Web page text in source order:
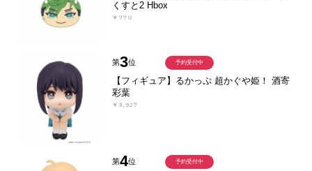
くすと2 Hbox
￥770
第3位
【フィギュア】るかっぷ 超かぐや姫！ 酒寄
彩葉
￥3,927
予約受付中
第4位 予約受付中